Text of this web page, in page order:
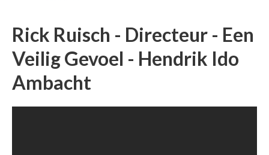
Rick Ruisch - Directeur - Een
Veilig Gevoel - Hendrik Ido
Ambacht